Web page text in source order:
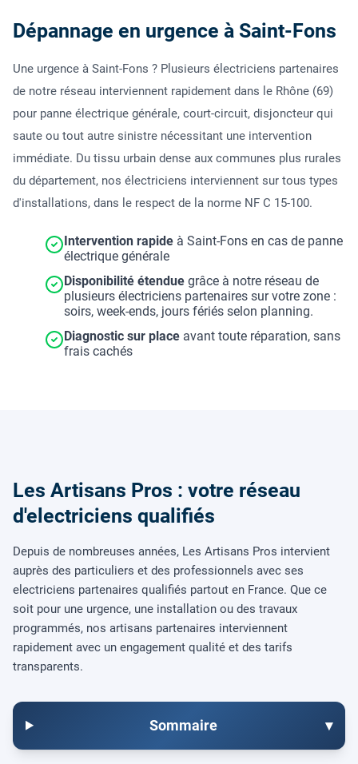
Dépannage en urgence à Saint-Fons
Une urgence à Saint-Fons ? Plusieurs électriciens partenaires
de notre réseau interviennent rapidement dans le Rhône (69)
pour panne électrique générale, court-circuit, disjoncteur qui
saute ou tout autre sinistre nécessitant une intervention
immédiate. Du tissu urbain dense aux communes plus rurales
du département, nos électriciens interviennent sur tous types
d'installations, dans le respect de la norme NF C 15-100.
Intervention rapide à Saint-Fons en cas de panne
électrique générale
Disponibilité étendue grâce à notre réseau de
plusieurs électriciens partenaires sur votre zone :
soirs, week-ends, jours fériés selon planning.
Diagnostic sur place avant toute réparation, sans
frais cachés
Les Artisans Pros : votre réseau
d'electriciens qualifiés
Depuis de nombreuses années, Les Artisans Pros intervient
auprès des particuliers et des professionnels avec ses
electriciens partenaires qualifiés partout en France. Que ce
soit pour une urgence, une installation ou des travaux
programmés, nos artisans partenaires interviennent
rapidement avec un engagement qualité et des tarifs
transparents.
Sommaire ▾